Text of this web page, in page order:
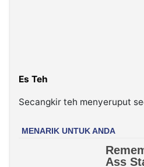
Es Teh
Secangkir teh menyeruput